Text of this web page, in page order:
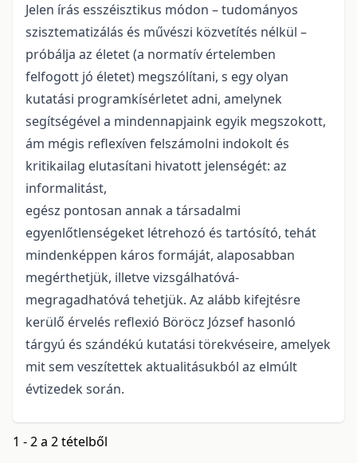
Jelen írás esszéisztikus módon – tudományos
szisztematizálás és művészi közvetítés nélkül –
próbálja az életet (a normatív értelemben
felfogott jó életet) megszólítani, s egy olyan
kutatási programkísérletet adni, amelynek
segítségével a mindennapjaink egyik megszokott,
ám mégis reflexíven felszámolni indokolt és
kritikailag elutasítani hivatott jelenségét: az
informalitást,
egész pontosan annak a társadalmi
egyenlőtlenségeket létrehozó és tartósító, tehát
mindenképpen káros formáját, alaposabban
megérthetjük, illetve vizsgálhatóvá-
megragadhatóvá tehetjük. Az alább kifejtésre
kerülő érvelés reflexió Böröcz József hasonló
tárgyú és szándékú kutatási törekvéseire, amelyek
mit sem veszítettek aktualitásukból az elmúlt
évtizedek során.
1 - 2 a 2 tételből